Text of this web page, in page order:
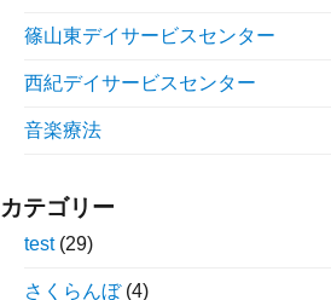
篠山東デイサービスセンター
西紀デイサービスセンター
音楽療法
カテゴリー
test(29)
さくらんぼ(4)